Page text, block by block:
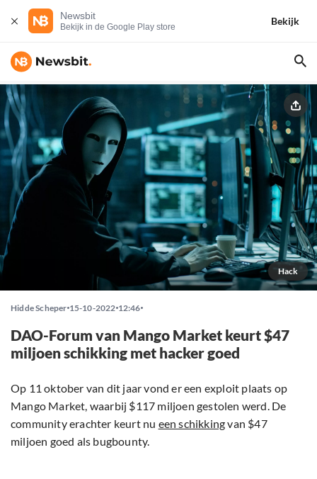
Newsbit
Bekijk in de Google Play store
Bekijk
Hack
Hidde Scheper 15-10-2022 12:46
DAO-Forum van Mango Market keurt $47
miljoen schikking met hacker goed
Op 11 oktober van dit jaar vond er een exploit plaats op
Mango Market, waarbij $117 miljoen gestolen werd. De
community erachter keurt nu een schikkingvan $47
miljoen goed als bugbounty.